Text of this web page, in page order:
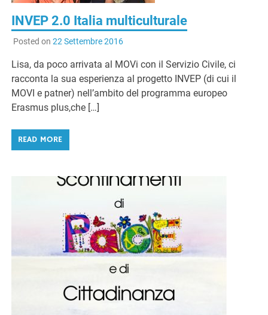
INVEP 2.0 Italia multiculturale
Posted on 22 Settembre 2016
Lisa, da poco arrivata al MOVi con il Servizio Civile, ci
racconta la sua esperienza al progetto INVEP (di cui il
MOVI e patner) nell’ambito del programma europeo
Erasmus plus,che […]
READ MORE